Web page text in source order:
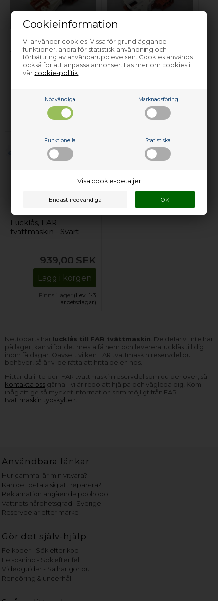
Cookieinformation
Vi använder cookies. Vissa för grundläggande
funktioner, andra för statistisk användning och
förbättring av användarupplevelsen. Cookies används
också för att anpassa annonser. Läs mer om cookies i
vår cookie-politik
Nödvändiga Marknadsföring
Funktionella Statistiska
Visa cookie-detaljer
Lucklås, FAR
tvättmaskin
Lägg i korgen
Förhandsbeställa
Lucklås, FAR
tvättmaskin
Lägg i korgen
Finns i lager
Lucklås, FAR
tvättmaskin - Svart
939,00 SEK
Lägg i korgen
Finns i lager (Lev. 1-3
arbetsdagar)
Nettoparts har lucklås till FAR tvättmaskin . De delar vi inte har
på lager, kan vi för det mesta få hem och leverera lucklås till dig
inom få dagar. Oavsett vilken FAR tvättmaskin reservdel du
behöver, så är vi de rätta att hitta delen hos.
Hittar du inte den FAR tvättmaskin reservdel som du behöver, så
kontakta oss gärna - vi är redo att hjälpa och vägleda dig! Kom
ihåg att ge så mycket information som möjligt från FAR
tvättmaskin typskylten
Användbara länkar
Hur gammal är min vitvara?
Kan det betala sig att reparera?
Reklamation angående poolrobot
Vattnets hårdhetsgrad i Sverige
Reservdelar efter märke
Gör det själv-hjälp
Felkoder - Sök efter kod
Felsökning - Sök efter fel
Videoguider - Så här gör du
Rengöring & underhåll